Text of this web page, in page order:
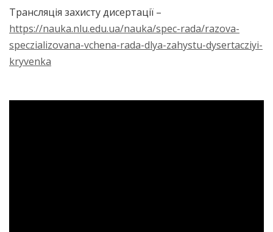
Трансляція захисту дисертації –
https://nauka.nlu.edu.ua/nauka/spec-rada/razova-
speczializovana-vchena-rada-dlya-zahystu-dysertacziyi-
kryvenka